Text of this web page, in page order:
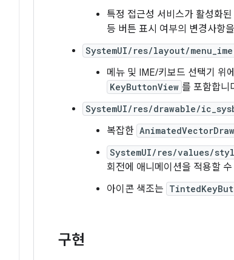
특정 접근성 서비스가 활성화
등 버튼 표시 여부의 변경사항
SystemUI/res/layout/
메뉴 및 IME/키보드 선택기 위
KeyButtonView 를 포함합니
SystemUI/res/drawable/
복잡한
SystemUI/res/values/
회전에 애니메이션을 적용할
아이콘 색조는
구현